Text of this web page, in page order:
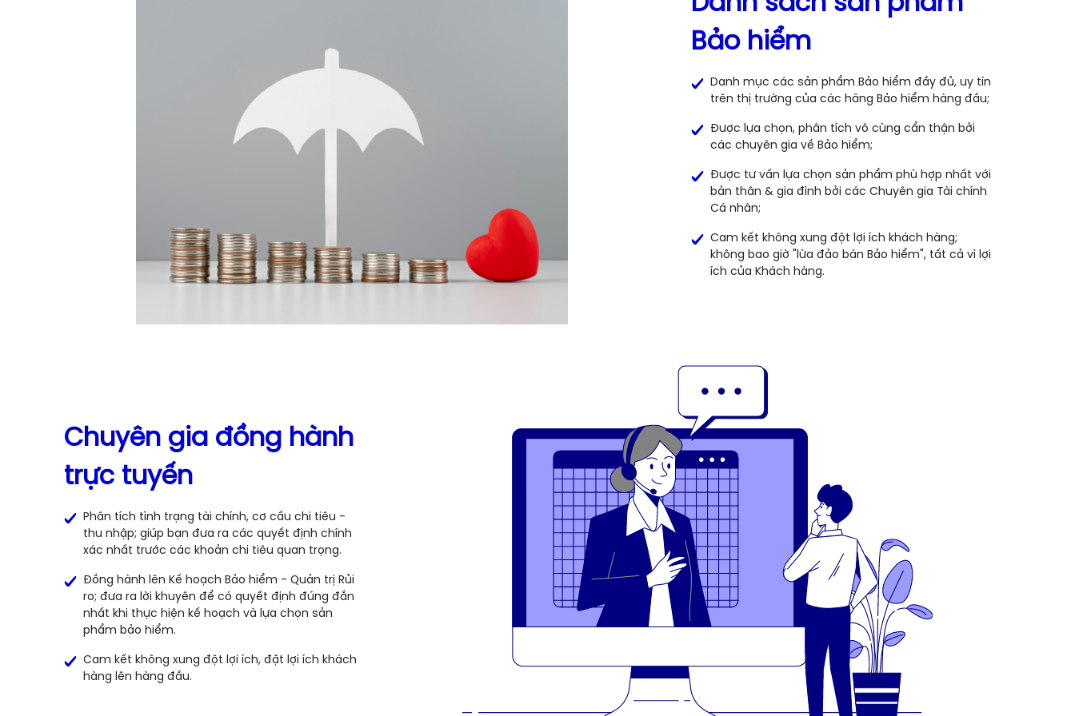
Bảo hiểm
Danh mục các sản phẩm Bảo hiểm đầy đủ, uy tín
trên thị trường của các hãng Bảo hiểm hàng đầu;
Được lựa chọn, phân tích vô cùng cẩn thận bởi
các chuyên gia về Bảo hiểm;
Được tư vấn lựa chọn sản phẩm phù hợp nhất với
bản thân & gia đình bởi các Chuyên gia Tài chính
Cá nhân;
Cam kết không xung đột lợi ích khách hàng;
không bao giờ "lừa đảo bán Bảo hiểm", tất cả vì lợi
ích của Khách hàng.
Chuyên gia đồng hành
trực tuyến
Phân tích tình trạng tài chính, cơ cấu chi tiêu -
thu nhập; giúp bạn đưa ra các quyết định chính
xác nhất trước các khoản chi tiêu quan trọng.
Đồng hành lên Kế hoạch Bảo hiểm - Quản trị Rủi
ro; đưa ra lời khuyên để có quyết định đúng đắn
nhất khi thực hiện kế hoạch và lựa chọn sản
phẩm bảo hiểm.
Cam kết không xung đột lợi ích, đặt lợi ích khách
hàng lên hàng đầu.